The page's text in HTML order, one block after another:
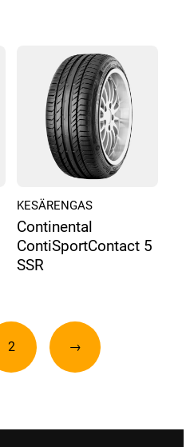
KESÄRENGAS
Continental
ContiSportContact 5
SSR
2 →